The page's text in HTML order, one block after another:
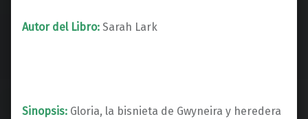
Autor del Libro: Sarah Lark
Sinopsis: Gloria, la bisnieta de Gwyneira y heredera